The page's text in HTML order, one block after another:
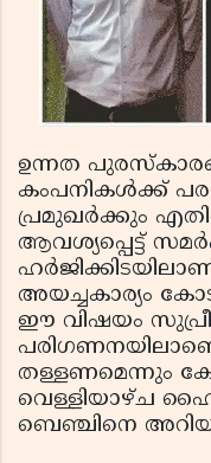
ഉന്നത
കംപനികള്‍ക്ക്
പ്രമുഖര്‍ക്കും
ആവശ്യപ്പെട്ട്
അയച്ചകാര്യം
ഈ വിഷയം
തള്ളണമെന്നും
വെള്ളിയാഴ്ച
ബെഞ്ചിനെ